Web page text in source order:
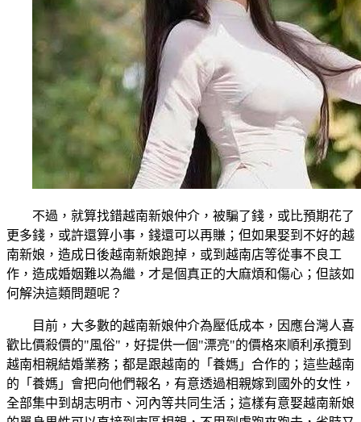
不過，就算找錯越南新娘仲介，被騙了錢，或比預期花了
更多錢，或許還算小事，錢還可以再賺；但如果娶到不好的越
南新娘，造成日後越南新娘跑掉，或到越南店等從事不良工
作，造成婚姻難以為繼，才是個真正的大麻煩和傷心；但該如
何解決這類問題呢？
目前，大多數的越南新娘仲介為壓低成本，因應台灣人喜
歡比價殺價的"風俗"，好提供一個"漂亮"的價格來順利承攬到
越南相親結婚業務；都是跟越南的「養媽」合作的；這些越南
的「養媽」會把向他們報名，有意透過相親嫁到國外的女性，
全部集中到胡志明市、河內等共同生活；這樣有意娶越南新娘